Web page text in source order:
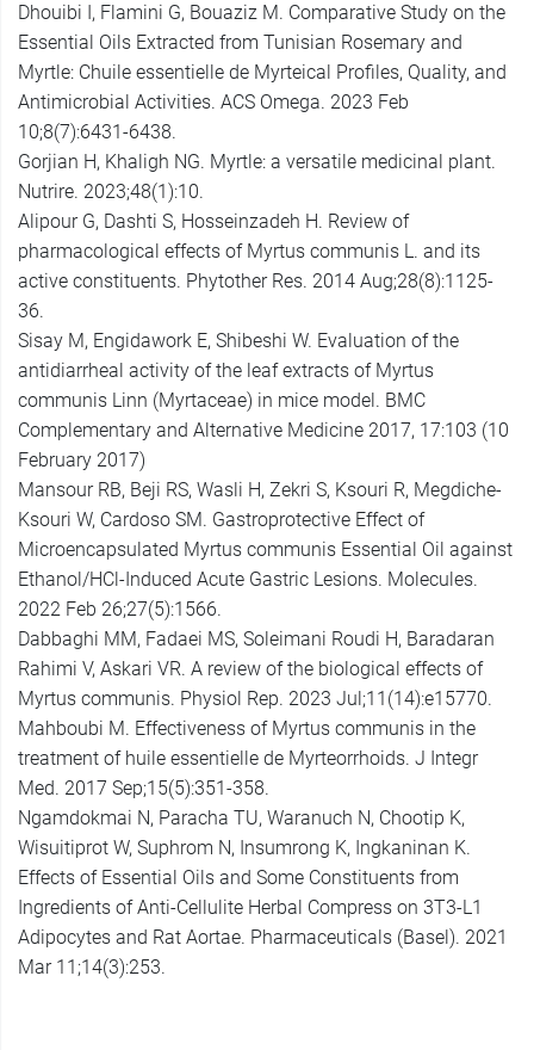
Dhouibi I, Flamini G, Bouaziz M. Comparative Study on the
Essential Oils Extracted from Tunisian Rosemary and
Myrtle: Chuile essentielle de Myrteical Profiles, Quality, and
Antimicrobial Activities. ACS Omega. 2023 Feb
10;8(7):6431-6438.
Gorjian H, Khaligh NG. Myrtle: a versatile medicinal plant.
Nutrire. 2023;48(1):10.
Alipour G, Dashti S, Hosseinzadeh H. Review of
pharmacological effects of Myrtus communis L. and its
active constituents. Phytother Res. 2014 Aug;28(8):1125-
36.
Sisay M, Engidawork E, Shibeshi W. Evaluation of the
antidiarrheal activity of the leaf extracts of Myrtus
communis Linn (Myrtaceae) in mice model. BMC
Complementary and Alternative Medicine 2017, 17:103 (10
February 2017)
Mansour RB, Beji RS, Wasli H, Zekri S, Ksouri R, Megdiche-
Ksouri W, Cardoso SM. Gastroprotective Effect of
Microencapsulated Myrtus communis Essential Oil against
Ethanol/HCl-Induced Acute Gastric Lesions. Molecules.
2022 Feb 26;27(5):1566.
Dabbaghi MM, Fadaei MS, Soleimani Roudi H, Baradaran
Rahimi V, Askari VR. A review of the biological effects of
Myrtus communis. Physiol Rep. 2023 Jul;11(14):e15770.
Mahboubi M. Effectiveness of Myrtus communis in the
treatment of huile essentielle de Myrteorrhoids. J Integr
Med. 2017 Sep;15(5):351-358.
Ngamdokmai N, Paracha TU, Waranuch N, Chootip K,
Wisuitiprot W, Suphrom N, Insumrong K, Ingkaninan K.
Effects of Essential Oils and Some Constituents from
Ingredients of Anti-Cellulite Herbal Compress on 3T3-L1
Adipocytes and Rat Aortae. Pharmaceuticals (Basel). 2021
Mar 11;14(3):253.